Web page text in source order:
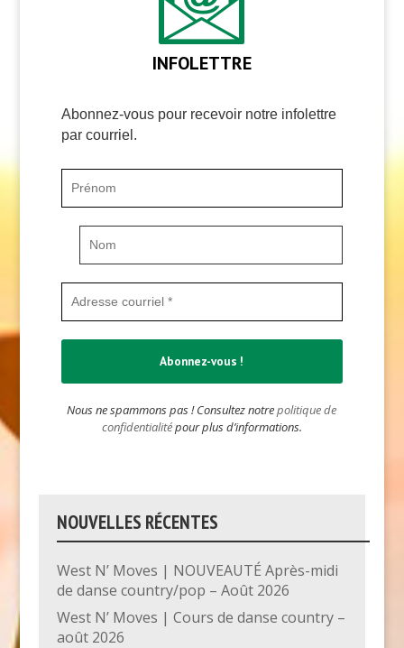
INFOLETTRE
Abonnez-vous pour recevoir notre infolettre
par courriel.
Nous ne spammons pas ! Consultez notrepolitique de
confidentialitépour plus d’informations.
NOUVELLES RÉCENTES
West N’ Moves | NOUVEAUTÉ Après-midi
de danse country/pop – Août 2026
West N’ Moves | Cours de danse country –
août 2026